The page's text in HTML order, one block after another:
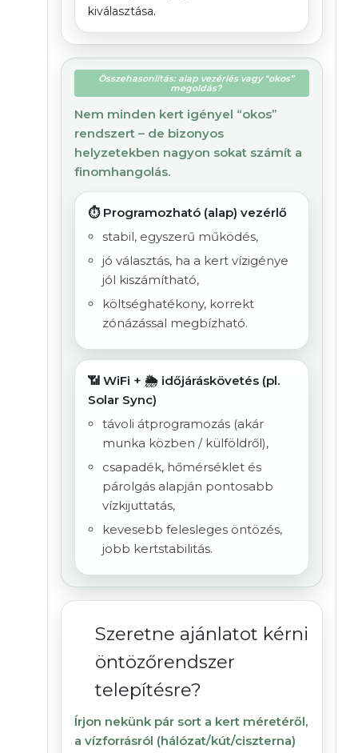
kiválasztása.
Összehasonlítás: alap vezérlés vagy “okos”
megoldás?
Nem minden kert igényel “okos”
rendszert – de bizonyos
helyzetekben nagyon sokat számít a
finomhangolás.
⏱️ Programozható (alap) vezérlő
stabil, egyszerű működés,
jó választás, ha a kert vízigénye
jól kiszámítható,
költséghatékony, korrekt
zónázással megbízható.
📶 WiFi + 🌦️ időjáráskövetés (pl.
Solar Sync)
távoli átprogramozás (akár
munka közben / külföldről),
csapadék, hőmérséklet és
párolgás alapján pontosabb
vízkijuttatás,
kevesebb felesleges öntözés,
jobb kertstabilitás.
Szeretne ajánlatot kérni
öntözőrendszer
telepítésre?
Írjon nekünk pár sort a kert méretéről,
a vízforrásról (hálózat/kút/ciszterna)